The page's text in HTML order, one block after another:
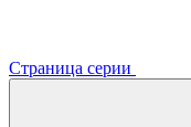
Страница серии